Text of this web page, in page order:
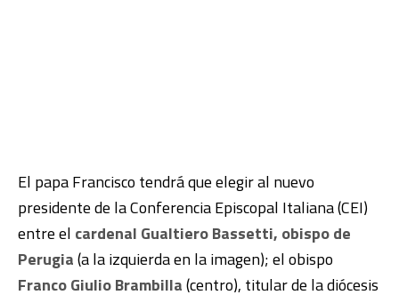
El papa Francisco tendrá que elegir al nuevo
presidente de la Conferencia Episcopal Italiana (CEI)
entre el cardenal Gualtiero Bassetti, obispo de
Perugia(a la izquierda en la imagen); el obispo
Franco Giulio Brambilla(centro), titular de la diócesis